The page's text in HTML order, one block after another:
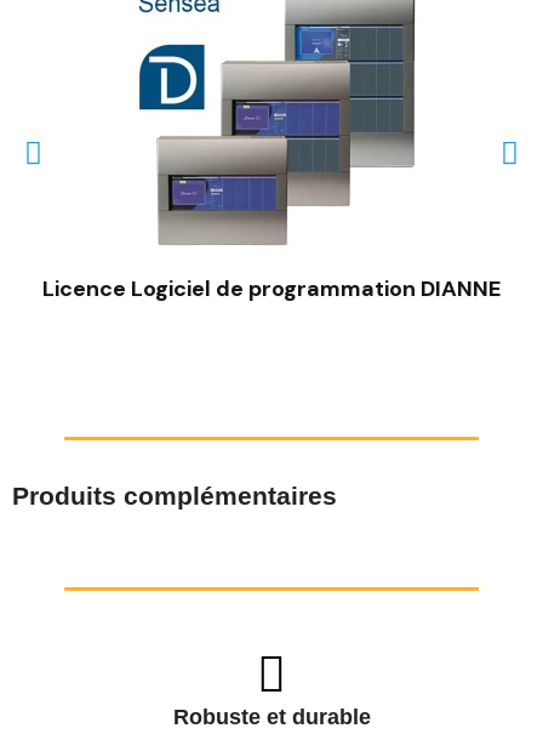
Licence Logiciel de programmation DIANNE
Produits complémentaires
Robuste et durable